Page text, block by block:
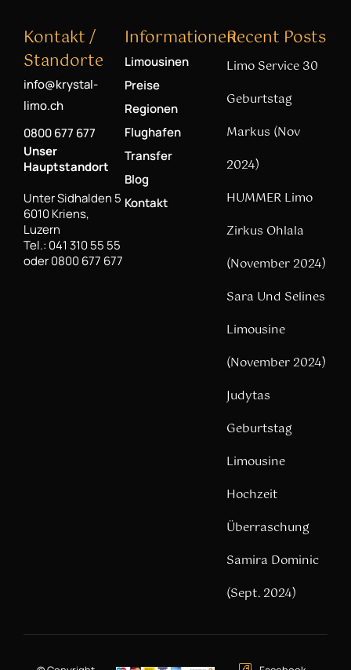
Kontakt /
Standorte
info@krystal-
limo.ch
0800 677 677
Unser
Hauptstandort
Unter Sidhalden 5
6010 Kriens,
Luzern
Tel.: 041 310 55 55
oder 0800 677 677
Informationen
Limousinen
Preise
Regionen
Flughafen
Transfer
Blog
Kontakt
Recent Posts
Limo Service 30
Geburtstag
Markus (Nov
2024)
HUMMER Limo
Zirkus Ohlala
(November 2024)
Sara Und Selines
Limousine
(November 2024)
Judytas
Geburtstag
Limousine
Hochzeit
Überraschung
Samira Dominic
(Sept. 2024)